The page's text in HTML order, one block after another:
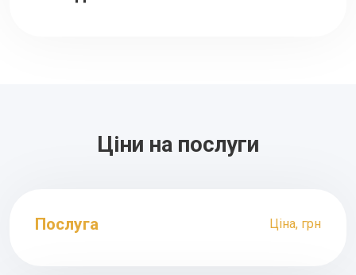
Ціни на послуги
Ціна, грн
Послуга